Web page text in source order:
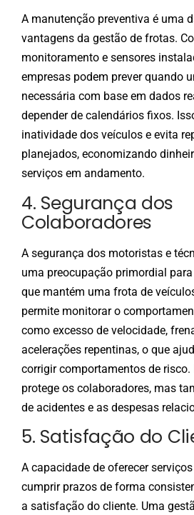
A manutenção preventiva é uma
vantagens da gestão de frotas.
monitoramento e sensores
empresas podem prever quando
necessária com base em dados
depender de calendários fixos.
inatividade dos veículos e evita
planejados, economizando
serviços em andamento.
4. Segurança dos
Colaboradores
A segurança dos motoristas e
uma preocupação primordial
que mantém uma frota de
permite monitorar o
como excesso de velocidade,
acelerações repentinas, o que
corrigir comportamentos de risco.
protege os colaboradores, mas
de acidentes e as despesas
5. Satisfação do
A capacidade de oferecer
cumprir prazos de forma
a satisfação do cliente. Uma